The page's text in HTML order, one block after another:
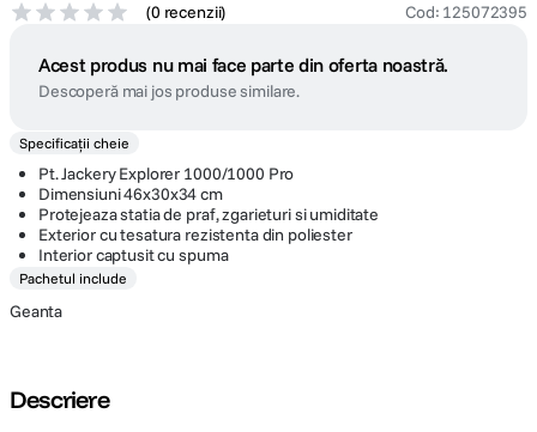
(0 recenzii) Cod: 125072395
Acest produs nu mai face parte din oferta noastră.
Descoperă mai jos produse similare.
Specificații cheie
Pt. Jackery Explorer 1000/1000 Pro
Dimensiuni 46x30x34 cm
Protejeaza statia de praf, zgarieturi si umiditate
Exterior cu tesatura rezistenta din poliester
Interior captusit cu spuma
Pachetul include
Geanta
Descriere